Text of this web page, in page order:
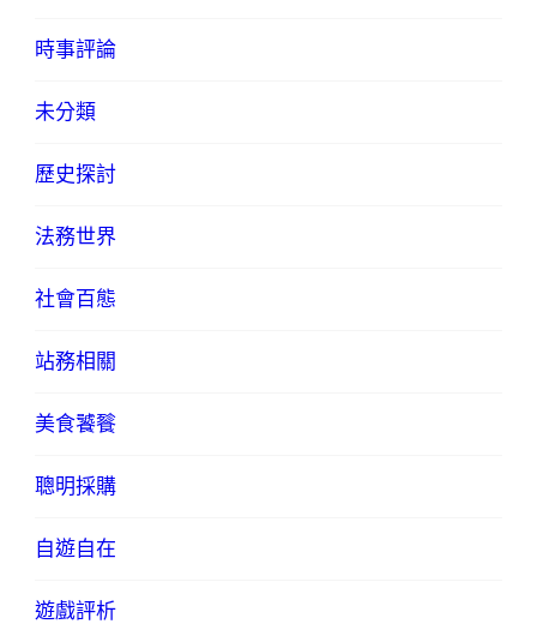
時事評論
未分類
歷史探討
法務世界
社會百態
站務相關
美食饕餮
聰明採購
自遊自在
遊戲評析